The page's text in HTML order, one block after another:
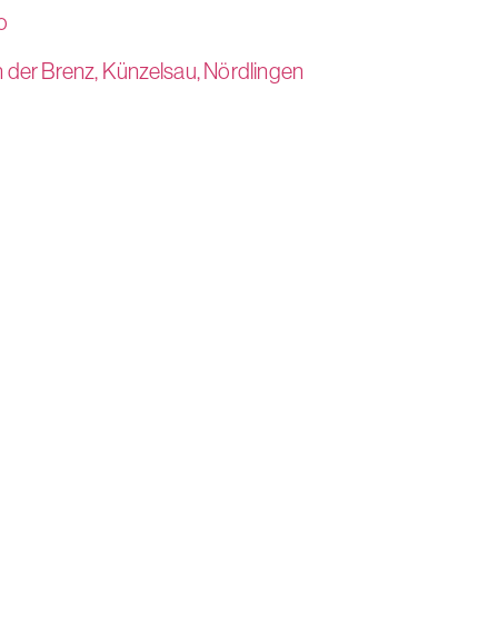
der Brenz,Künzelsau,Nördlingen